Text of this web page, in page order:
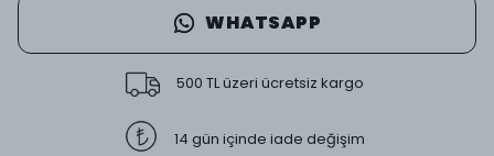
WHATSAPP
500 TL üzeri ücretsiz kargo
14 gün içinde iade değişim